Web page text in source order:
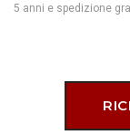
5 anni e spedizione